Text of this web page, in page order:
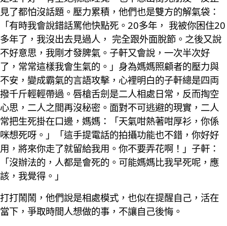
見了都怕沒話題。壓力累積，他們也是雙方的解氣袋：
「有時我會說錯話罵他快點死。20多年， 我被你困住20
多年了，我沒出去見過人， 完全跟外面脫節。之後又說
不好意思，我剛才發脾氣。子軒又會說，一次半次好
了，常常這樣我會生氣的。」身為媽媽照顧者的壓力與
不安，變成霸氣的言語攻擊，心裡明白的子軒總是四両
撥千斤輕輕帶過。唇槍舌劍是二人相處日常，反而掏空
心思，二人之間再沒秘密。面對不可逃避的現實，二人
常把生死掛在口邊，媽媽：「天氣咁熱著咁厚衫，你係
咪想死呀。」「這手提電話的拍攝功能也不錯，你好好
用，將來你走了就留給我用。你不要弄花啊！」子軒：
「沒辦法的，人都是會死的。可能媽媽比我早死呢，應
該，我覺得。」
打打鬧鬧，他們說是相處模式，也似在提醒自己，活在
當下，爭取時間人想做的事，不讓自己後悔。